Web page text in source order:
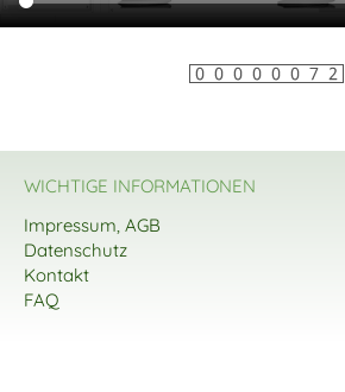
WICHTIGE INFORMATIONEN
Impressum, AGB
Datenschutz
Kontakt
FAQ